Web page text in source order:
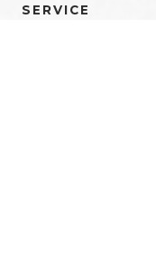
SERVICE